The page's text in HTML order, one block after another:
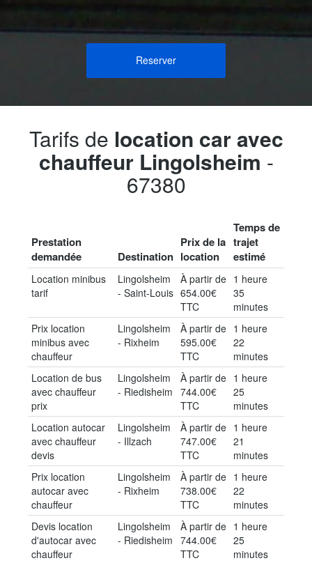
Reserver
Tarifs de location car avec
chauffeur Lingolsheim -
67380
Prestation
demandée
Destination
Prix de la
location
Temps de
trajet
estimé
Location minibus
tarif
Lingolsheim
- Saint-Louis
À partir de
654.00€
TTC
1 heure
35
minutes
Prix location
minibus avec
chauffeur
Lingolsheim
- Rixheim
À partir de
595.00€
TTC
1 heure
22
minutes
Location de bus
avec chauffeur
prix
Lingolsheim
- Riedisheim
À partir de
744.00€
TTC
1 heure
25
minutes
Location autocar
avec chauffeur
devis
Lingolsheim
- Illzach
À partir de
747.00€
TTC
1 heure
21
minutes
Prix location
autocar avec
chauffeur
Lingolsheim
- Rixheim
À partir de
738.00€
TTC
1 heure
22
minutes
Devis location
d'autocar avec
chauffeur
Lingolsheim
- Riedisheim
À partir de
744.00€
TTC
1 heure
25
minutes